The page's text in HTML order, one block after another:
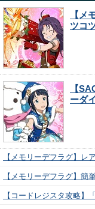
【メ
ツコ
【
ーダ
【メモリーデフラグ】レ
【メモリーデフラグ】簡
【コードレジスタ攻略